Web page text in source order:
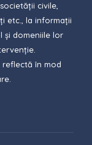
civile,
etc., la informații
și domeniile lor
în mod